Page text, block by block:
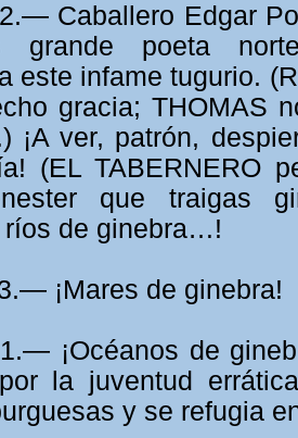
Caballero Edgar
grande poeta
este infame tugurio.
gracia; THOMAS
¡A ver, patrón,
(EL TABERNERO
que traigas
ríos de ginebra…!
¡Mares de ginebra!
¡Océanos de
la juventud
y se refugia